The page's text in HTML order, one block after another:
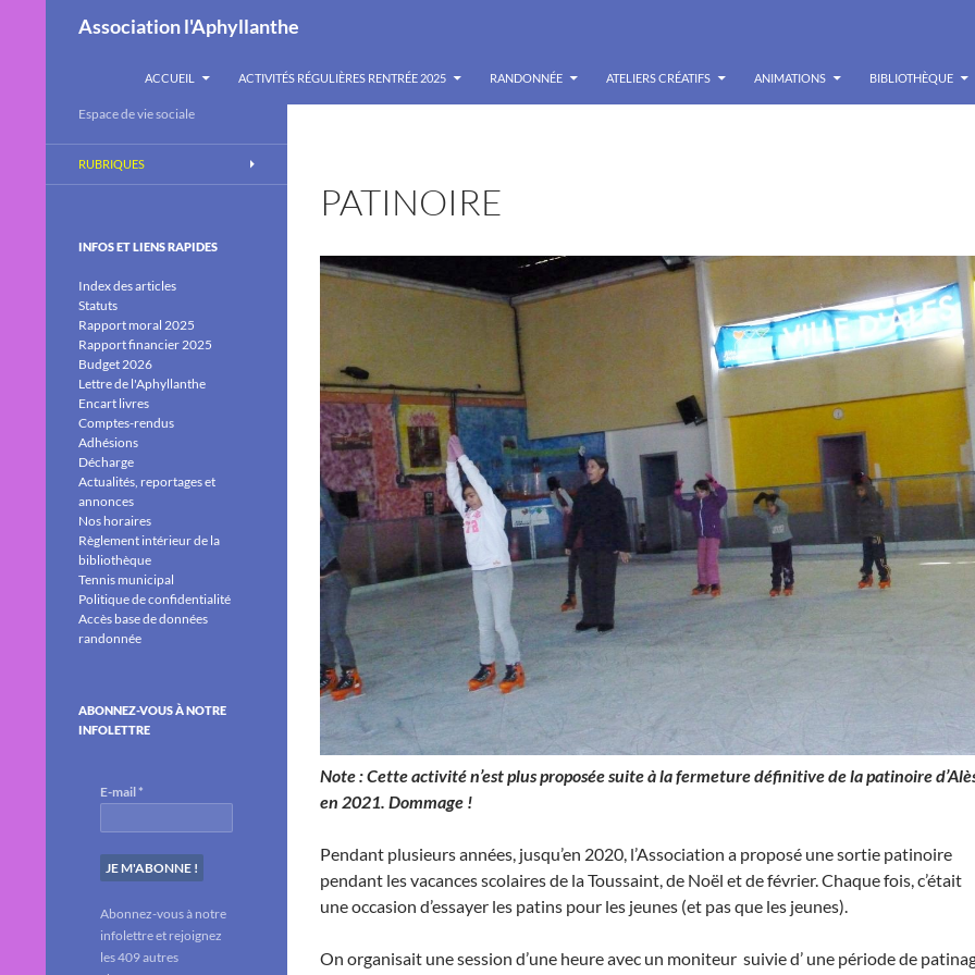
Association l'Aphyllanthe
ACCUEIL
ACTIVITÉS RÉGULIÈRES RENTRÉE 2025 RANDONNÉE ATELIERS CRÉATIFS ANIMATIONS BIBLIOTHÈQUE
PATINOIRE
Note : Cette activité n’est plus proposée suite à la fermeture définitive de la patinoire
en 2021. Dommage !
Pendant plusieurs années, jusqu’en 2020, l’Association a proposé une sortie patinoire
pendant les vacances scolaires de la Toussaint, de Noël et de février. Chaque fois, c’était
une occasion d’essayer les patins pour les jeunes (et pas que les jeunes).
On organisait une session d’une heure avec un moniteur suivie d’ une période de
Espace de vie sociale
RUBRIQUES
INFOS ET LIENS RAPIDES
Index des articles
Statuts
Rapport moral 2025
Rapport financier 2025
Budget 2026
Lettre de l'Aphyllanthe
Encart livres
Comptes-rendus
Adhésions
Décharge
Actualités, reportages et
annonces
Nos horaires
Règlement intérieur de la
bibliothèque
Tennis municipal
Politique de confidentialité
Accès base de données
randonnée
ABONNEZ-VOUS À NOTRE
INFOLETTRE
E-mail*
Abonnez-vous à notre
infolettre et rejoignez
les 409 autres